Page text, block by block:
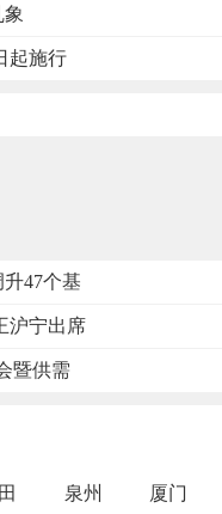
起施行
47个基
沪宁出席
暨供需
泉州 厦门